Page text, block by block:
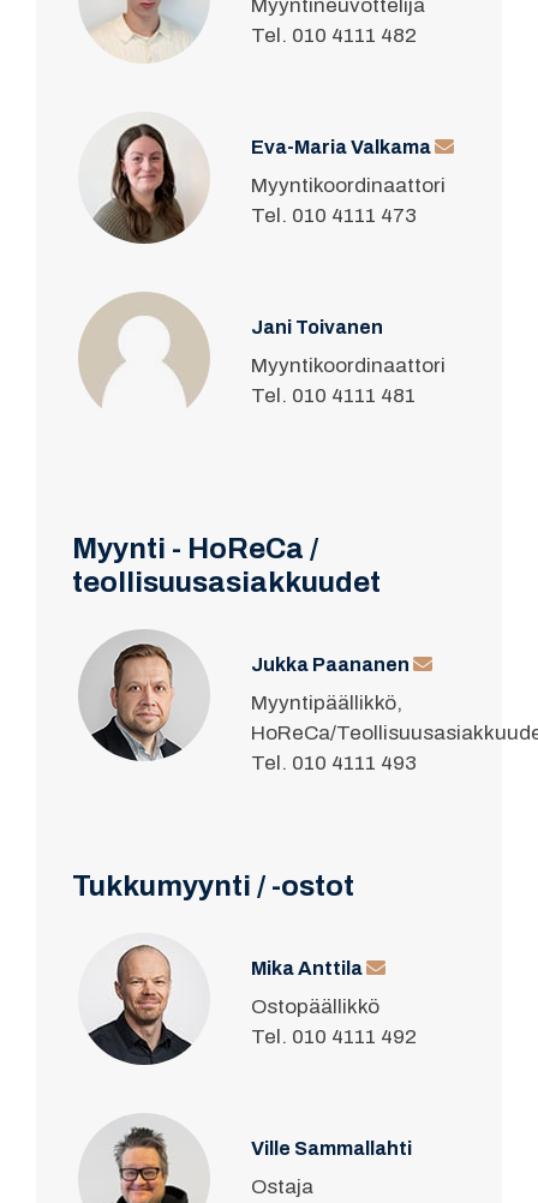
Myyntineuvottelija
Tel. 010 4111 482
Eva-Maria Valkama
Myyntikoordinaattori
Tel. 010 4111 473
Jani Toivanen
Myyntikoordinaattori
Tel. 010 4111 481
Myynti - HoReCa /
teollisuusasiakkuudet
Jukka Paananen
Myyntipäällikkö,
HoReCa/
Tel. 010 4111 493
Tukkumyynti / -ostot
Mika Anttila
Ostopäällikkö
Tel. 010 4111 492
Ville Sammallahti
Ostaja